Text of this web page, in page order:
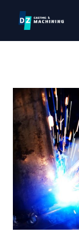
obsah